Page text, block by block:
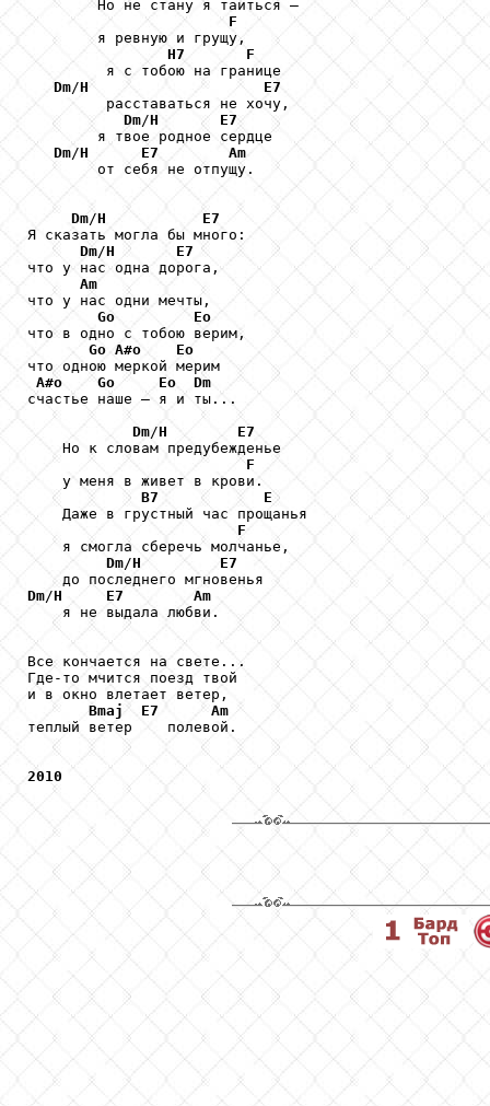
        Но не стану я таиться –
F
        я ревную и грущу,
H7
F
         я с тобою на границе
Dm/H
E7
         расставаться не хочу,
Dm/H
E7
        я твое родное сердце
Dm/H E7
Am
        от себя не отпущу.
Dm/H
E7
Я сказать могла бы много:
Dm/H
E7
что у нас одна дорога,
Am
что у нас одни мечты,
Go
Eo
что в одно с тобою верим,
Go A#o
Eo
что одною меркой мерим
A#o
Go Eo
Dm
счастье наше – я и ты...
Dm/H
E7
    Но к словам предубежденье
F
    у меня в живет в крови.
B7
E
    Даже в грустный час прощанья
F
    я смогла сберечь молчанье,
Dm/H
E7
Dm/H E7
Am
    я не выдала любви.
Все кончается на свете...
Где-то мчится поезд твой
и в окно влетает ветер,
Bmaj
E7
Am
теплый ветер    полевой.
2010